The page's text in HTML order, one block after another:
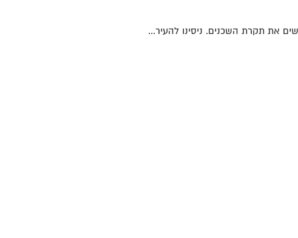
את תקרת השכנים. ניסינו להעיר...